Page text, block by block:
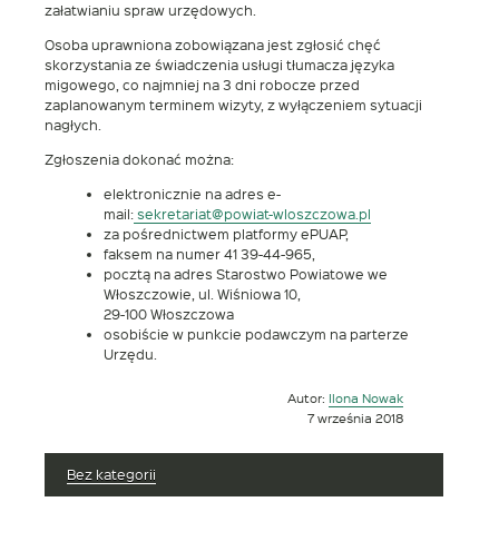
załatwianiu spraw urzędowych.
Osoba uprawniona zobowiązana jest zgłosić chęć
skorzystania ze świadczenia usługi tłumacza języka
migowego, co najmniej na 3 dni robocze przed
zaplanowanym terminem wizyty, z wyłączeniem sytuacji
nagłych.
Zgłoszenia dokonać można:
elektronicznie na adres e-
mail:sekretariat@powiat-wloszczowa.pl
za pośrednictwem platformy ePUAP,
faksem na numer 41 39-44-965,
pocztą na adres Starostwo Powiatowe we
Włoszczowie, ul. Wiśniowa 10,
29-100 Włoszczowa
osobiście w punkcie podawczym na parterze
Urzędu.
Autor: Ilona Nowak
7 września 2018
Bez kategorii